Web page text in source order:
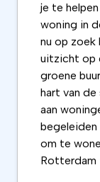
je te
woning in
nu op zoek
uitzicht op
groene
hart van
aan
begeleiden
om te
Rotterdam